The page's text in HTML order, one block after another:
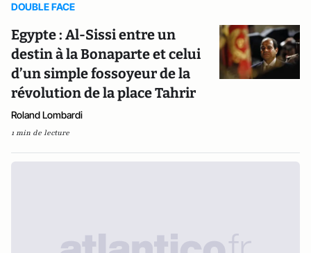
DOUBLE FACE
Egypte : Al-Sissi entre un
destin à la Bonaparte et celui
d’un simple fossoyeur de la
révolution de la place Tahrir
Roland Lombardi
1 min de lecture